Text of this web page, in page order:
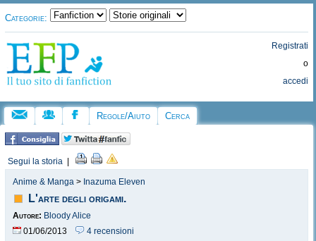
Categorie:
Registrati
o
accedi
Regole/Aiuto Cerca
Segui la storia
Anime & Manga > Inazuma Eleven
L'arte degli origami.
Autore: Bloody Alice
01/06/2013
4 recensioni